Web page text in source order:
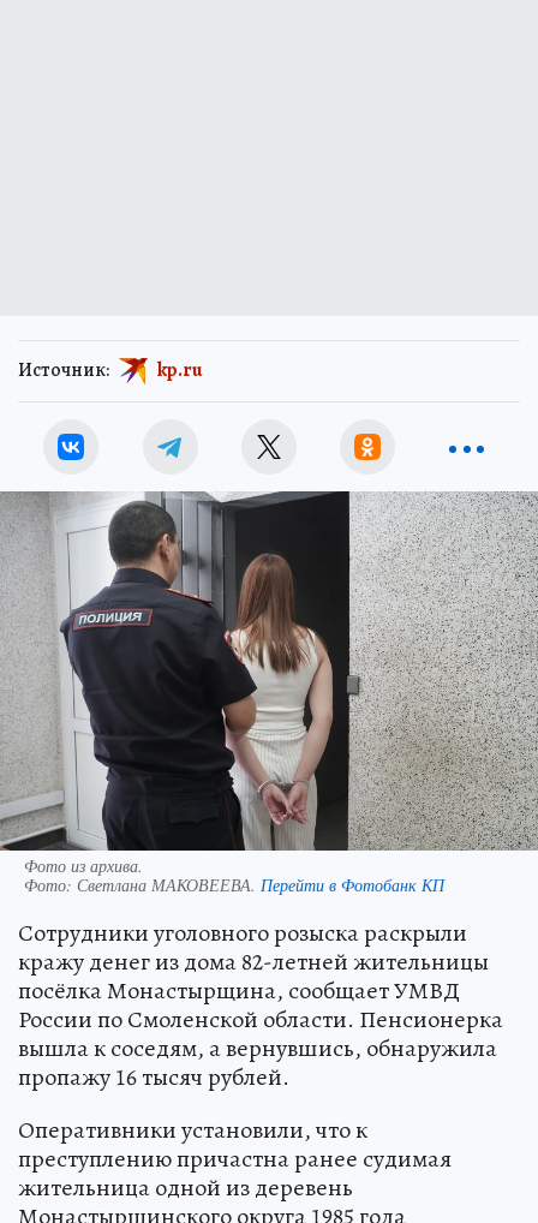
Источник: kp.ru
Фото из архива.
Фото: Светлана МАКОВЕЕВА. Перейти в Фотобанк КП
Сотрудники уголовного розыска раскрыли
кражу денег из дома 82-летней жительницы
посёлка Монастырщина, сообщает УМВД
России по Смоленской области. Пенсионерка
вышла к соседям, а вернувшись, обнаружила
пропажу 16 тысяч рублей.
Оперативники установили, что к
преступлению причастна ранее судимая
жительница одной из деревень
Монастырщинского округа 1985 года